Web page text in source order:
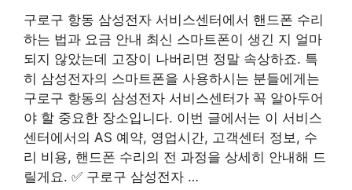
구로구 항동 삼성전자 서비스센터에서 핸드폰 수리
하는 법과 요금 안내 최신 스마트폰이 생긴 지 얼마
되지 않았는데 고장이 나버리면 정말 속상하죠. 특
히 삼성전자의 스마트폰을 사용하시는 분들에게는
구로구 항동의 삼성전자 서비스센터가 꼭 알아두어
야 할 중요한 장소입니다. 이번 글에서는 이 서비스
센터에서의 AS 예약, 영업시간, 고객센터 정보, 수
리 비용, 핸드폰 수리의 전 과정을 상세히 안내해 드
릴게요. ✅ 구로구 삼성전자 …